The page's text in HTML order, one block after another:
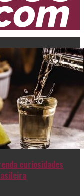
curiosidades